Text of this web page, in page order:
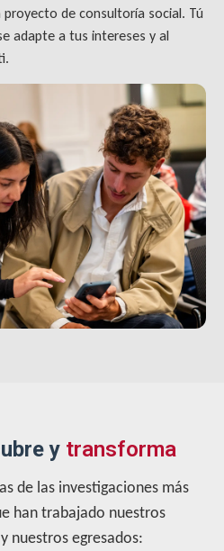
de consultoría social. Tú
adapte a tus intereses y al
y transforma
de las investigaciones más
han trabajado nuestros
nuestros egresados: